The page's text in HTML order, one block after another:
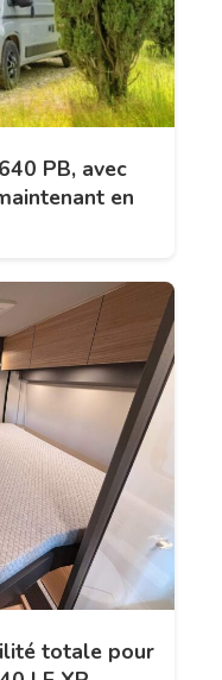
PB, avec
en
totale pour